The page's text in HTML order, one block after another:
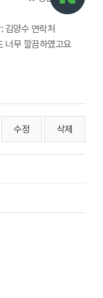
너무 깔끔하였고요
수정 삭제